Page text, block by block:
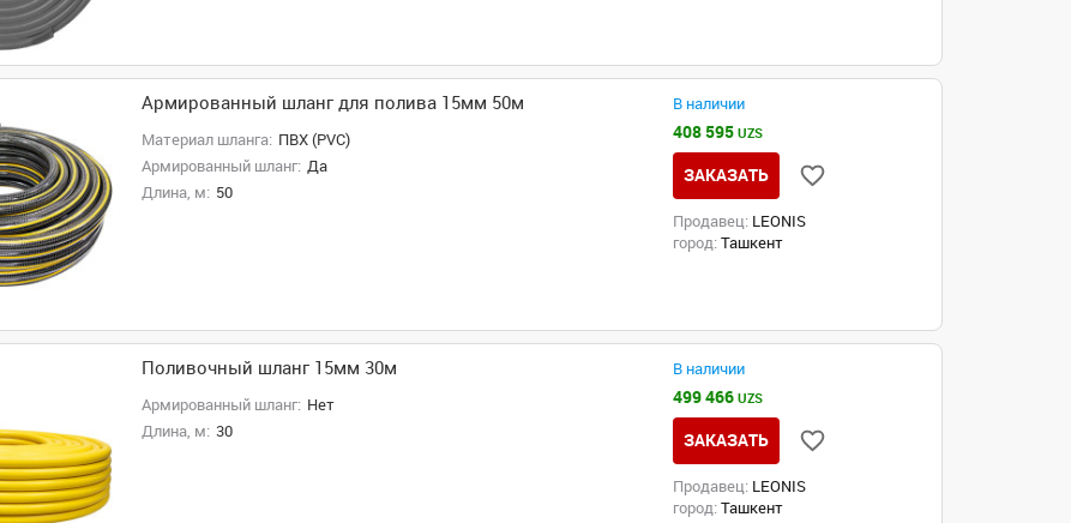
Армированный шланг для полива 15мм 50м
Материал шланга: ПВХ (PVC)
Армированный шланг: Да
Длина, м: 50
В наличии
408 595UZS
ЗАКАЗАТЬ
Продавец: LEONIS
город: Ташкент
Поливочный шланг 15мм 30м
Армированный шланг: Нет
Длина, м: 30
В наличии
499 466UZS
ЗАКАЗАТЬ
Продавец: LEONIS
город: Ташкент